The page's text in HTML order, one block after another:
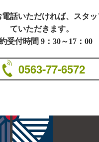
話いただければ、スタ
ていただきます。
受付時間 9：30～17：00
0563-77-6572